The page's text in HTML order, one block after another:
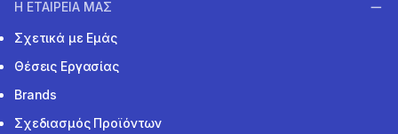
Η ΕΤΑΙΡΕΙΑ ΜΑΣ
Σχετικά με Εμάς
Θέσεις Εργασίας
Brands
Σχεδιασμός Προϊόντων